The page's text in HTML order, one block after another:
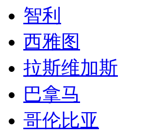
智利
西雅图
拉斯维加斯
巴拿马
哥伦比亚